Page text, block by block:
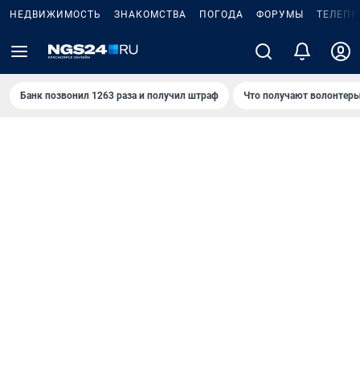
НЕДВИЖИМОСТЬ ЗНАКОМСТВА ПОГОДА ФОРУМЫ
Банк позвонил 1263 раза и получил штраф Что получают